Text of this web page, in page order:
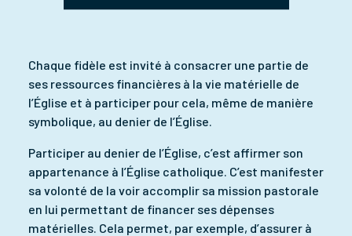
Chaque fidèle est invité à consacrer une partie de
ses ressources financières à la vie matérielle de
l’Église et à participer pour cela, même de manière
symbolique, au denier de l’Église.
Participer au denier de l’Église, c’est affirmer son
appartenance à l’Église catholique. C’est manifester
sa volonté de la voir accomplir sa mission pastorale
en lui permettant de financer ses dépenses
matérielles. Cela permet, par exemple, d’assurer à